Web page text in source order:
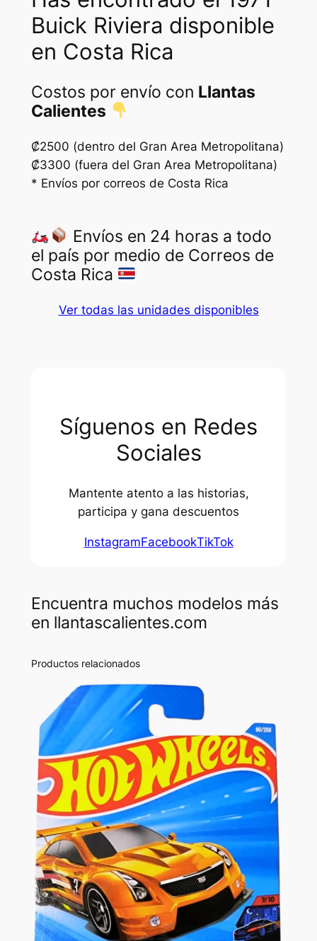
Buick Riviera disponible
en Costa Rica
Costos por envío con Llantas
Calientes
₡2500 (dentro del Gran Area Metropolitana)
₡3300 (fuera del Gran Area Metropolitana)
* Envíos por correos de Costa Rica
Envíos en 24 horas a todo
el país por medio de Correos de
Costa Rica
Ver todas las unidades disponibles
Síguenos en Redes
Sociales
Mantente atento a las historias,
participa y gana descuentos
InstagramFacebookTikTok
Encuentra muchos modelos más
en llantascalientes.com
Productos relacionados